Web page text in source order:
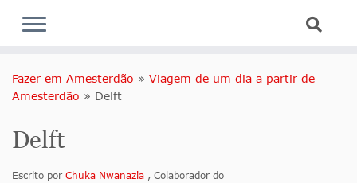
Fazer em Amesterdão » Viagem de um dia a partir de
Amesterdão » Delft
Delft
Escrito por Chuka Nwanazia , Colaborador do